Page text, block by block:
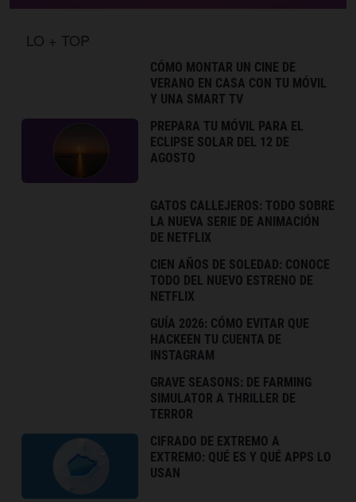
LO + TOP
CÓMO MONTAR UN CINE DE
VERANO EN CASA CON TU MÓVIL
Y UNA SMART TV
PREPARA TU MÓVIL PARA EL
ECLIPSE SOLAR DEL 12 DE
AGOSTO
GATOS CALLEJEROS: TODO SOBRE
LA NUEVA SERIE DE ANIMACIÓN
DE NETFLIX
CIEN AÑOS DE SOLEDAD: CONOCE
TODO DEL NUEVO ESTRENO DE
NETFLIX
GUÍA 2026: CÓMO EVITAR QUE
HACKEEN TU CUENTA DE
INSTAGRAM
GRAVE SEASONS: DE FARMING
SIMULATOR A THRILLER DE
TERROR
CIFRADO DE EXTREMO A
EXTREMO: QUÉ ES Y QUÉ APPS LO
USAN